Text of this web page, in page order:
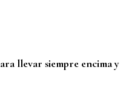
llevar siempre encima y